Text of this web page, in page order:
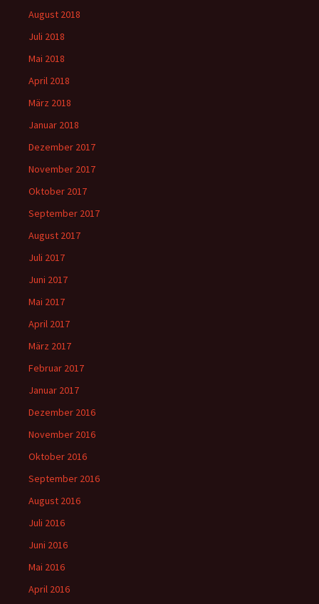
August 2018
Juli 2018
Mai 2018
April 2018
März 2018
Januar 2018
Dezember 2017
November 2017
Oktober 2017
September 2017
August 2017
Juli 2017
Juni 2017
Mai 2017
April 2017
März 2017
Februar 2017
Januar 2017
Dezember 2016
November 2016
Oktober 2016
September 2016
August 2016
Juli 2016
Juni 2016
Mai 2016
April 2016